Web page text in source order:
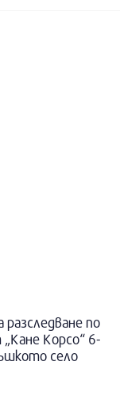
по
Корсо“ 6-
село